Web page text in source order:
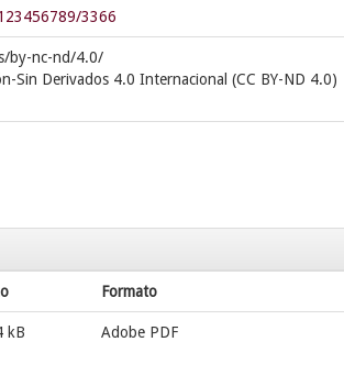
3366
by-nc-nd/4.0/
Sin Derivados 4.0 Internacional (CC BY-ND 4.0)
Formato
kB Adobe PDF